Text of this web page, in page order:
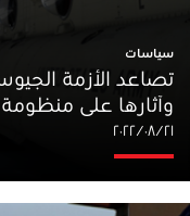
سياسات
تصاعد الأزمة
وآثارها على منظومة
٢١‏/٠٨‏/٢٠٢٢